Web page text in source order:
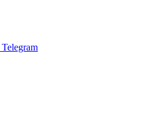
Telegram